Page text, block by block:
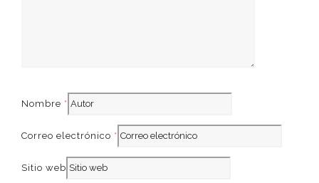
Nombre *
Correo electrónico *
Sitio web